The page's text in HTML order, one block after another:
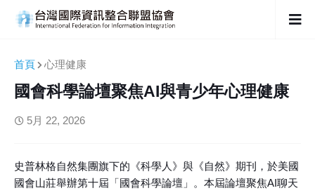
首頁 心理健康
國會科學論壇聚焦AI與青少年心理健康
5月 22, 2026
史普林格自然集團旗下的《科學人》與《自然》期刊，於美國
國會山莊舉辦第十屆「國會科學論壇」。本屆論壇聚焦AI聊天